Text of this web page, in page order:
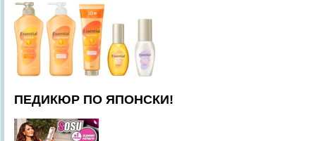
ПЕДИКЮР ПО ЯПОНСКИ!